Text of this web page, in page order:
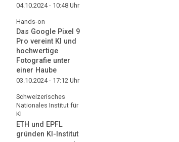
04.10.2024 - 10:48 Uhr
Hands-on
Das Google Pixel 9
Pro vereint KI und
hochwertige
Fotografie unter
einer Haube
03.10.2024 - 17:12 Uhr
Schweizerisches
Nationales Institut für
KI
ETH und EPFL
gründen KI-Institut